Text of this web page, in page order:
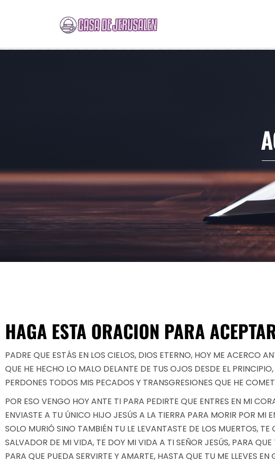
HAGA ESTA ORACION PARA
PADRE QUE ESTÁS EN LOS CIELOS, DIOS ETERNO, HOY ME ACERCO
QUE HE HECHO LO MALO DELANTE DE TUS OJOS DESDE EL
PERDONES TODOS MIS PECADOS Y TRANSGRESIONES QUE HE
POR ESO VENGO HOY ANTE TI PARA PEDIRTE QUE ENTRES EN MI
ENVIASTE A TU ÚNICO HIJO JESÚS A LA TIERRA PARA MORIR POR MI
SOLO MURIÓ SINO TAMBIÉN TU LE LEVANTASTE DE LOS MUERTOS,
SALVADOR DE MI VIDA, TE DOY MI VIDA A TI SEÑOR JESÚS, PARA
PARA QUE PUEDA SERVIRTE Y AMARTE, HASTA QUE TU ME LLEVES EN